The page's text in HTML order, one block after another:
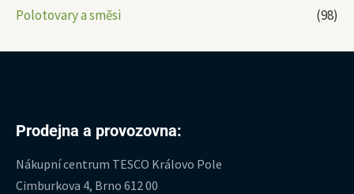
Polotovary a směsi
(98)
Prodejna a provozovna:
Nákupní centrum TESCO Královo Pole
Cimburkova 4, Brno 612 00